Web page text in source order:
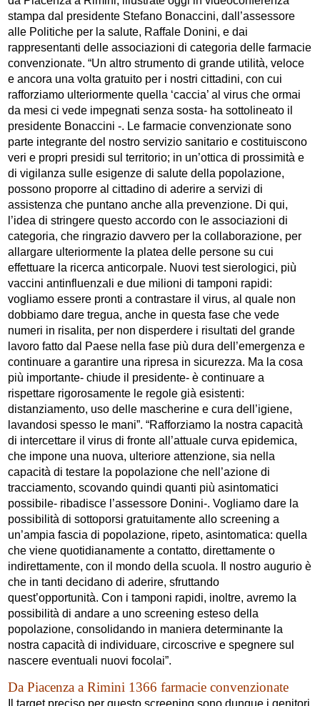
stampa dal presidente Stefano Bonaccini, dall’assessore
alle Politiche per la salute, Raffale Donini, e dai
rappresentanti delle associazioni di categoria delle farmacie
convenzionate. “Un altro strumento di grande utilità, veloce
e ancora una volta gratuito per i nostri cittadini, con cui
rafforziamo ulteriormente quella ‘caccia’ al virus che ormai
da mesi ci vede impegnati senza sosta- ha sottolineato il
presidente Bonaccini -. Le farmacie convenzionate sono
parte integrante del nostro servizio sanitario e costituiscono
veri e propri presidi sul territorio; in un’ottica di prossimità e
di vigilanza sulle esigenze di salute della popolazione,
possono proporre al cittadino di aderire a servizi di
assistenza che puntano anche alla prevenzione. Di qui,
l’idea di stringere questo accordo con le associazioni di
categoria, che ringrazio davvero per la collaborazione, per
allargare ulteriormente la platea delle persone su cui
effettuare la ricerca anticorpale. Nuovi test sierologici, più
vaccini antinfluenzali e due milioni di tamponi rapidi:
vogliamo essere pronti a contrastare il virus, al quale non
dobbiamo dare tregua, anche in questa fase che vede
numeri in risalita, per non disperdere i risultati del grande
lavoro fatto dal Paese nella fase più dura dell’emergenza e
continuare a garantire una ripresa in sicurezza. Ma la cosa
più importante- chiude il presidente- è continuare a
rispettare rigorosamente le regole già esistenti:
distanziamento, uso delle mascherine e cura dell’igiene,
lavandosi spesso le mani”. “Rafforziamo la nostra capacità
di intercettare il virus di fronte all’attuale curva epidemica,
che impone una nuova, ulteriore attenzione, sia nella
capacità di testare la popolazione che nell’azione di
tracciamento, scovando quindi quanti più asintomatici
possibile- ribadisce l’assessore Donini-. Vogliamo dare la
possibilità di sottoporsi gratuitamente allo screening a
un’ampia fascia di popolazione, ripeto, asintomatica: quella
che viene quotidianamente a contatto, direttamente o
indirettamente, con il mondo della scuola. Il nostro augurio è
che in tanti decidano di aderire, sfruttando
quest’opportunità. Con i tamponi rapidi, inoltre, avremo la
possibilità di andare a uno screening esteso della
popolazione, consolidando in maniera determinante la
nostra capacità di individuare, circoscrive e spegnere sul
nascere eventuali nuovi focolai”.
Da Piacenza a Rimini 1366 farmacie convenzionate